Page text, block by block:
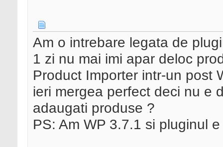
Am o intrebare legata de
1 zi nu mai imi apar deloc
Product Importer intr-un post
ieri mergea perfect deci nu e
adaugati produse ?
PS: Am WP 3.7.1 si pluginul